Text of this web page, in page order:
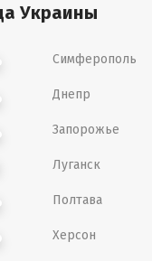
Украины
Симферополь
Днепр
Запорожье
Луганск
Полтава
Херсон